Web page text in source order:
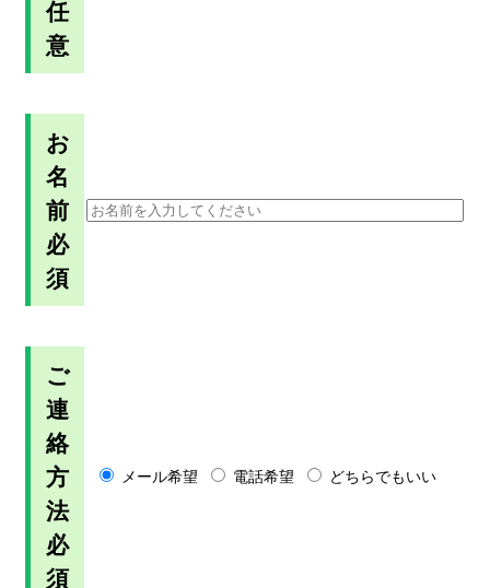
任
意
お
名
前
必
須
ご
連
絡
方
法
必
須
メール希望 電話希望 どちらでもいい